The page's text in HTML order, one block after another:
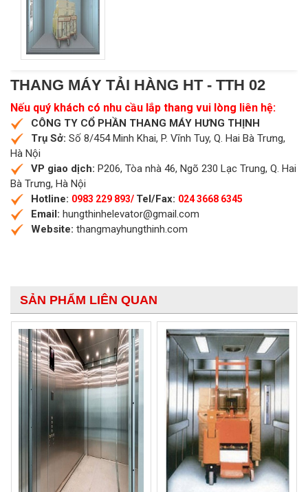
THANG MÁY TẢI HÀNG HT - TTH 02
Nếu quý khách có nhu cầu lắp thang vui lòng liên hệ:
CÔNG TY CỔ PHẦN THANG MÁY HƯNG THỊNH
Trụ Sở: Số 8/454 Minh Khai, P. Vĩnh Tuy, Q. Hai Bà Trưng,
Hà Nội
VP giao dịch: P206, Tòa nhà 46, Ngõ 230 Lạc Trung, Q. Hai
Bà Trưng, Hà Nội
Hotline: 0983 229 893/ Tel/Fax: 024 3668 6345
Email: hungthinhelevator@gmail.com
Website: thangmayhungthinh.com
SẢN PHẨM LIÊN QUAN